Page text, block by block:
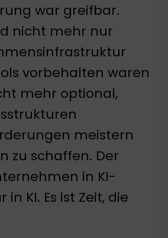
war greifbar.
nicht mehr nur
vorbehalten waren
mehr optional,
meistern
zu schaffen. Der
in KI-
KI. Es ist Zeit, die